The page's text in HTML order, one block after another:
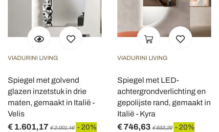
VIADURINI LIVING
Spiegel met golvend
glazen inzetstuk in drie
maten, gemaakt in Italië -
Velis
€ 1.601,17 € 2.001,46 - 20%
VIADURINI LIVING
Spiegel met LED-
achtergrondverlichting en
gepolijste rand, gemaakt in
Italië - Kyra
€ 746,63 € 933,29 - 20%